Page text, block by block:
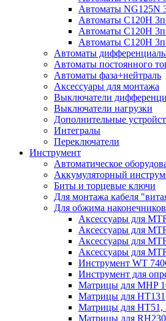
Автоматы NG125N
Автоматы С120Н
Автоматы С120Н
Автоматы С120Н
Автоматы
Автоматы постоянного
Автоматы фаза+нейтраль
Аксессуары для монтажа
Выключатели
Выключатели нагрузки
Дополнительные
Интегралы
Переключатели
Инструмент
Автоматическое
Аккумуляторный
Биты и торцевые ключи
Для монтажа кабеля
Для обжима наконечников
Аксессуары для
Аксессуары для
Аксессуары для
Аксессуары для
Инструмент WT
Инструмент для
Матрицы для MHP
Матрицы для НТ131
Матрицы для НТ51,
Матрицы для RH230